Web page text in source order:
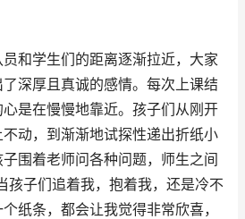
学生们的距离逐渐拉近，大家
深厚且真诚的感情。每次上课结
是在慢慢地靠近。孩子们从刚开
动，到渐渐地试探性递出折纸小
围着老师问各种问题，师生之间
孩子们追着我，抱着我，还是冷不
纸条，都会让我觉得非常欣喜，